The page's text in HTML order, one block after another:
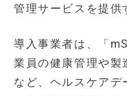
管理サービスを提供
導入事業者は、「
業員の健康管理や製
など、ヘルスケアデ